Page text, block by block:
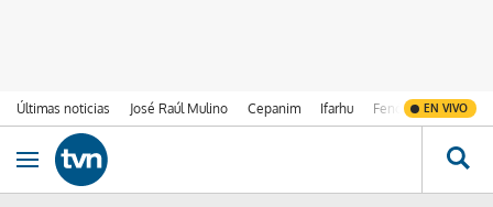
Últimas noticias José Raúl Mulino Cepanim Ifarhu Fenómeno de El
EN VIVO
Ir al contenido
Obrir navegació